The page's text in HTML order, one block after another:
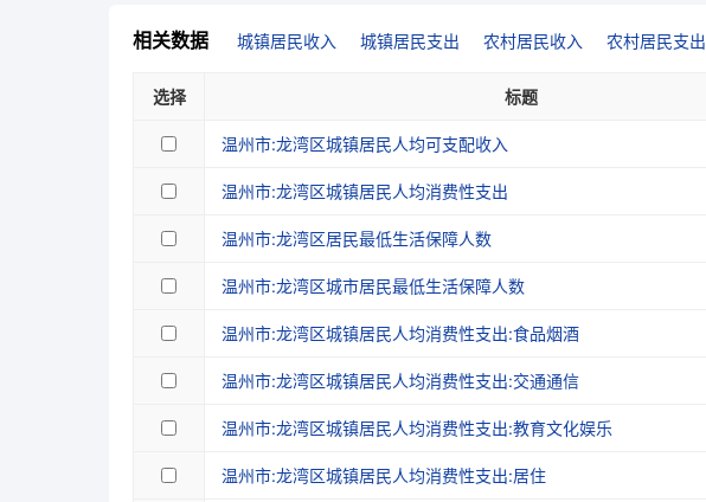
相关数据 城镇居民收入 城镇居民支出 农村居民收入 农村居民支出
选择 标题
温州市:龙湾区城镇居民人均可支配收入
温州市:龙湾区城镇居民人均消费性支出
温州市:龙湾区居民最低生活保障人数
温州市:龙湾区城市居民最低生活保障人数
温州市:龙湾区城镇居民人均消费性支出:食品烟酒
温州市:龙湾区城镇居民人均消费性支出:交通通信
温州市:龙湾区城镇居民人均消费性支出:教育文化娱乐
温州市:龙湾区城镇居民人均消费性支出:居住